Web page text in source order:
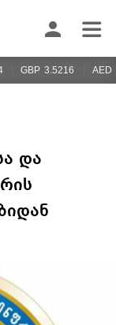
GBP 3.5216 AED
და